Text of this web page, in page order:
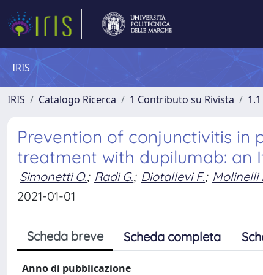
IRIS
IRIS Catalogo Ricerca 1 Contributo su Rivista
Prevention of conjunctivitis in
treatment with dupilumab: an
Simonetti O.; Radi G.; Diotallevi F.; Molinelli
2021-01-01
Scheda breve Scheda completa
Anno di pubblicazione